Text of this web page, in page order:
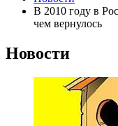
В 2010 году в
чем вернулось
Новости